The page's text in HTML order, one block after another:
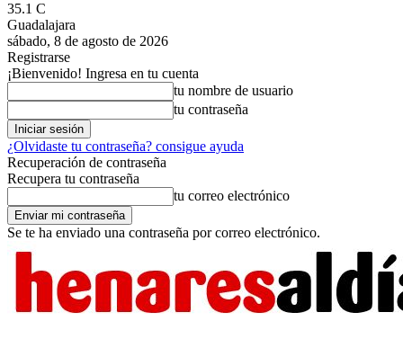
35.1 C
Guadalajara
sábado, 8 de agosto de 2026
Registrarse
¡Bienvenido! Ingresa en tu cuenta
tu nombre de usuario
tu contraseña
¿Olvidaste tu contraseña? consigue ayuda
Recuperación de contraseña
Recupera tu contraseña
tu correo electrónico
Se te ha enviado una contraseña por correo electrónico.